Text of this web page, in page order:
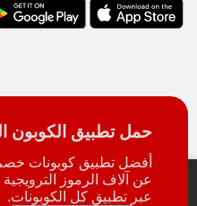
حمل تطبيق الكوبون
أفضل تطبيق كوبونات
عن آلاف الرموز
عبر تطبيق كل الكوبونات.